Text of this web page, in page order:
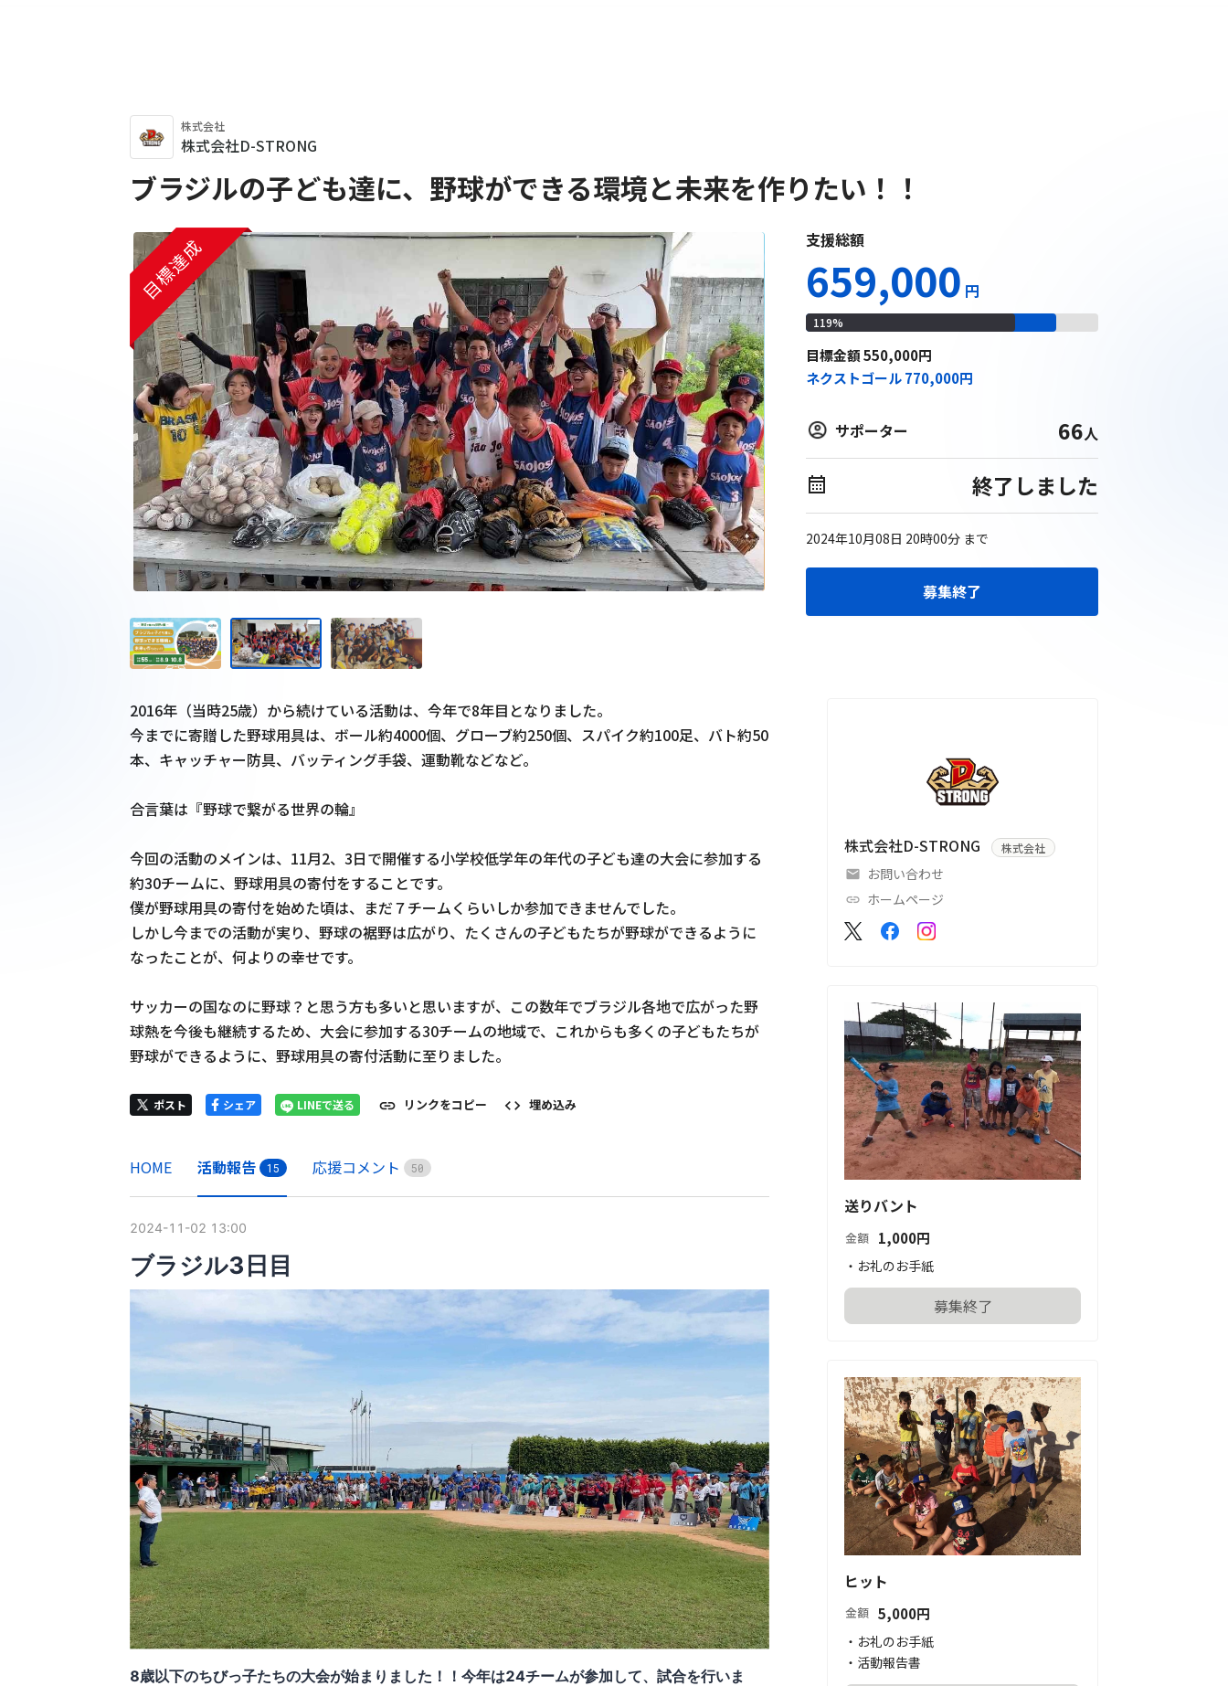
株式会社D-STRONG
株式会社
ブラジルの子ども達に、野球ができる環境と未来を作りたい！！
目標達成
目標達成
目標達成 支援総額
659,000 円
119%
目標金額550,000円
ネクストゴール770,000円
サポーター 66人
終了しました
2024年10月08日 20時00分まで
募集終了
2016年（当時25歳）から続けている活動は、今年で8年目となりました。
今までに寄贈した野球用具は、ボール約4000個、グローブ約250個、スパイク約100足、バト約50
本、キャッチャー防具、バッティング手袋、運動靴などなど。
合言葉は『野球で繋がる世界の輪』
今回の活動のメインは、11月2、3日で開催する小学校低学年の年代の子ども達の大会に参加する
約30チームに、野球用具の寄付をすることです。
僕が野球用具の寄付を始めた頃は、まだ７チームくらいしか参加できませんでした。
しかし今までの活動が実り、野球の裾野は広がり、たくさんの子どもたちが野球ができるように
なったことが、何よりの幸せです。
サッカーの国なのに野球？と思う方も多いと思いますが、この数年でブラジル各地で広がった野
球熱を今後も継続するため、大会に参加する30チームの地域で、これからも多くの子どもたちが
野球ができるように、野球用具の寄付活動に至りました。
ポスト シェア LINEで送る リンクをコピー 埋め込み
HOME 活動報告 15 応援コメント 50
2024-11-02 13:00
ブラジル3日目
8歳以下のちびっ子たちの大会が始まりました！！今年は24チームが参加して、試合を行いま
株式会社D-STRONG 株式会社
お問い合わせ
ホームページ
送りバント
金額 1,000円
・お礼のお手紙
募集終了
ヒット
金額 5,000円
・お礼のお手紙
・活動報告書